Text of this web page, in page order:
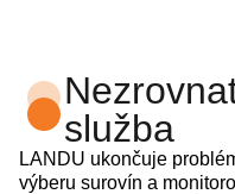
služba
LANDU ukončuje
výberu surovín a